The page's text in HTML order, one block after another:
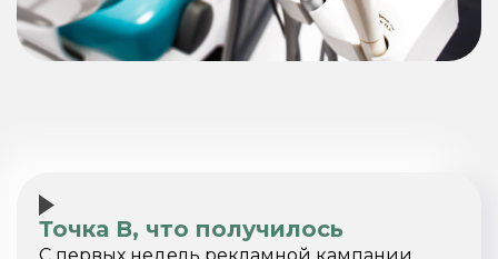
Точка В, что получилось